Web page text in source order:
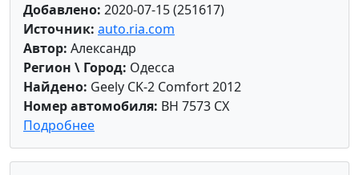
Добавлено: 2020-07-15 (251617)
Источник: auto.ria.com
Автор: Александр
Регион \ Город: Одесса
Найдено: Geely CK-2 Comfort 2012
Номер автомобиля: BH 7573 CX
Подробнее